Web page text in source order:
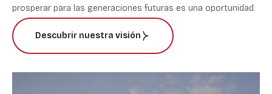
prosperar para las generaciones futuras es una oportunidad.
Descubrir nuestra visión